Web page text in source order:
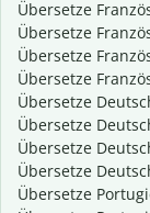
Übersetze
Übersetze
Übersetze
Übersetze
Übersetze
Übersetze
Übersetze
Übersetze
Übersetze